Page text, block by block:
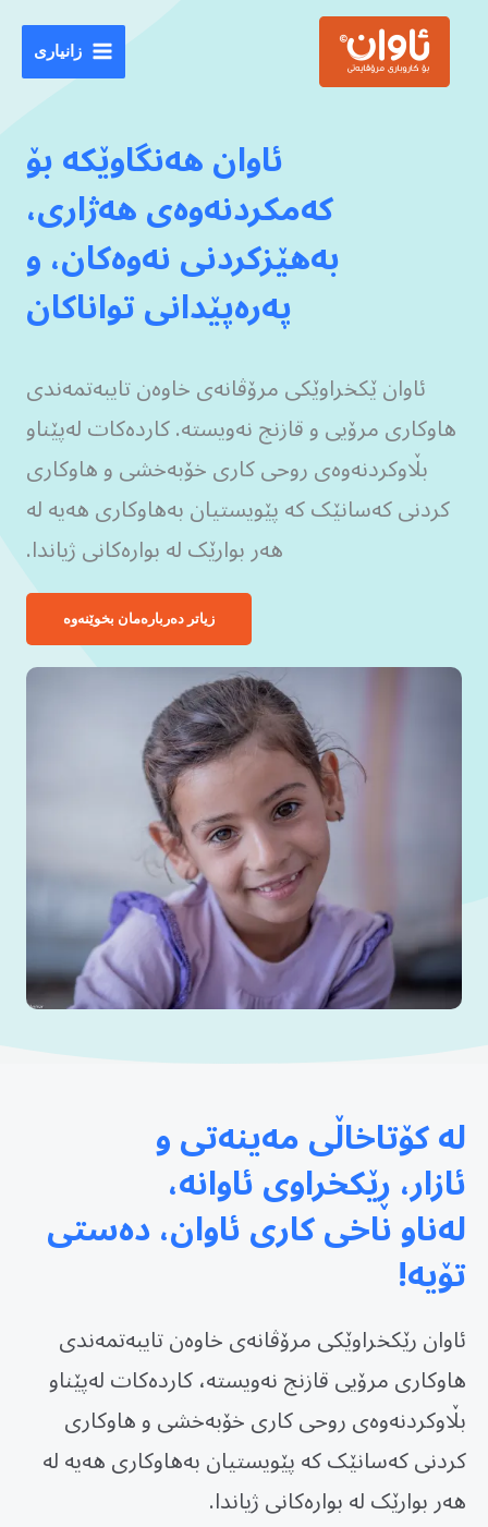
زانیاری
ئاوان هەنگاوێکە بۆ
کەمکردنەوەی هەژاری،
بەهێزکردنی نەوەکان، و
پەرەپێدانی تواناکان
ئاوان ێکخراوێکی مرۆڤانەی خاوەن تایبەتمەندی
هاوکاری مرۆیی و قازنج نەویستە. کاردەکات لەپێناو
بڵاوکردنەوەی روحی کاری خۆبەخشی و هاوکاری
کردنی کەسانێک کە پێویستیان بەهاوکاری هەیە لە
هەر بوارێک لە بوارەکانی ژیاندا.
زیاتر دەربارەمان بخوێنەوە
لە کۆتاخاڵی مەینەتی و
ئازار، ڕێکخراوی ئاوانە،
لەناو ناخی کاری ئاوان، دەستی
تۆیە!
ئاوان رێکخراوێکی مرۆڤانەی خاوەن تایبەتمەندی
هاوکاری مرۆیی قازنج نەویستە، کاردەکات لەپێناو
بڵاوکردنەوەی روحی کاری خۆبەخشی و هاوکاری
کردنی کەسانێک کە پێویستیان بەهاوکاری هەیە لە
هەر بوارێک لە بوارەکانی ژیاندا.